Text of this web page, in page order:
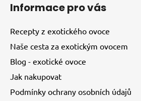
Informace pro vás
Recepty z exotického ovoce
Naše cesta za exotickým ovocem
Blog - exotické ovoce
Jak nakupovat
Podmínky ochrany osobních údajů